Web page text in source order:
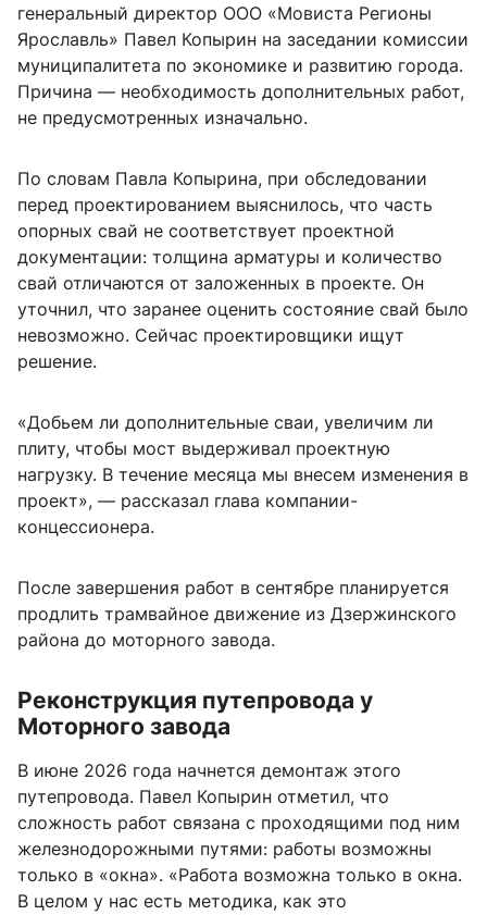
генеральный директор ООО «Мовиста Регионы
Ярославль» Павел Копырин на заседании комиссии
муниципалитета по экономике и развитию города.
Причина — необходимость дополнительных работ,
не предусмотренных изначально.
По словам Павла Копырина, при обследовании
перед проектированием выяснилось, что часть
опорных свай не соответствует проектной
документации: толщина арматуры и количество
свай отличаются от заложенных в проекте. Он
уточнил, что заранее оценить состояние свай было
невозможно. Сейчас проектировщики ищут
решение.
«Добьем ли дополнительные сваи, увеличим ли
плиту, чтобы мост выдерживал проектную
нагрузку. В течение месяца мы внесем изменения в
проект», — рассказал глава компании-
концессионера.
После завершения работ в сентябре планируется
продлить трамвайное движение из Дзержинского
района до моторного завода.
Реконструкция путепровода у
Моторного завода
В июне 2026 года начнется демонтаж этого
путепровода. Павел Копырин отметил, что
сложность работ связана с проходящими под ним
железнодорожными путями: работы возможны
только в «окна». «Работа возможна только в окна.
В целом у нас есть методика, как это